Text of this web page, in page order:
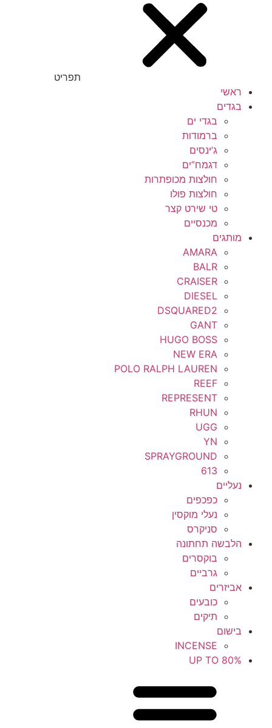
תפריט
ראשי
בגדים
בגדי ים
ברמודות
ג’ינסים
דגמח”ים
חולצות מכופתרות
חולצות פולו
טי שירט קצר
מכנסיים
מותגים
AMARA
BALR
CRAISER
DIESEL
DSQUARED2
GANT
HUGO BOSS
NEW ERA
POLO RALPH LAUREN
REEF
REPRESENT
RHUN
UGG
YN
SPRAYGROUND
613
נעליים
כפכפים
נעלי מוקסין
סניקרס
הלבשה תחתונה
בוקסרים
גרביים
אביזרים
כובעים
תיקים
בישום
INCENSE
UP TO 80%